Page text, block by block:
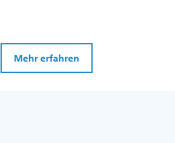
Mehr erfahren